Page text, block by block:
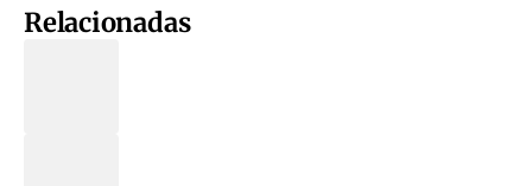
Relacionadas